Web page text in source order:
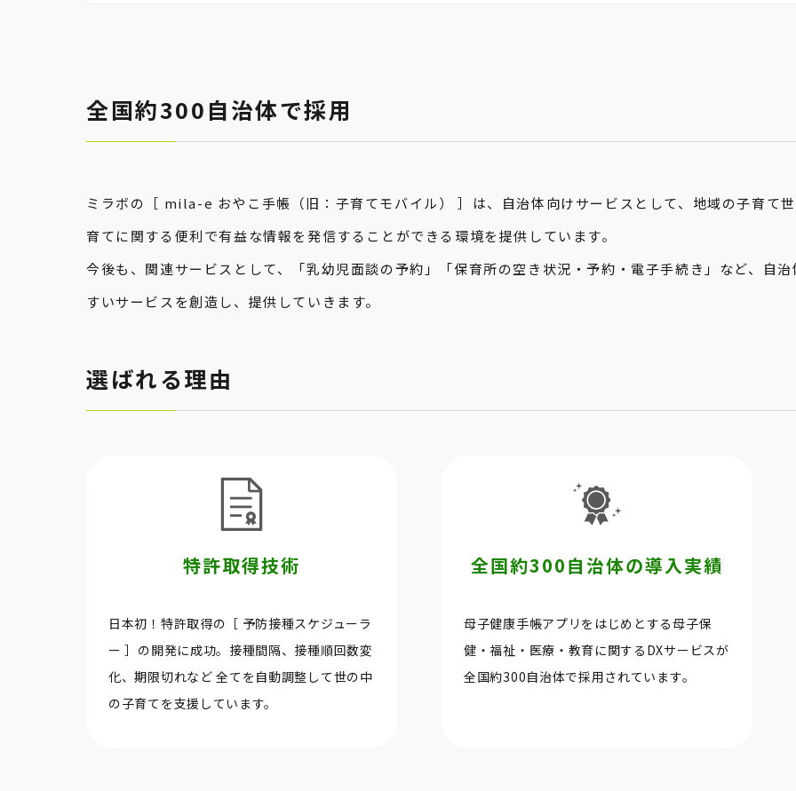
全国約300自治体で採用
ミラボの［ mila-e おやこ手帳（旧：子育てモバイル） ］は、自治体向けサービスとして、地域の子育て
育てに関する便利で有益な情報を発信することができる環境を提供しています。
今後も、関連サービスとして、「乳幼児面談の予約」「保育所の空き状況・予約・電子手続き」など、自
すいサービスを創造し、提供していきます。
選ばれる理由
特許取得技術
日本初！特許取得の［ 予防接種スケジューラ
ー ］の開発に成功。接種間隔、接種順回数変
化、期限切れなど 全てを自動調整して世の中
の子育てを支援しています。
全国約300自治体の導入実績
母子健康手帳アプリをはじめとする母子保
健・福祉・医療・教育に関するDXサービスが
全国約300自治体で採用されています。